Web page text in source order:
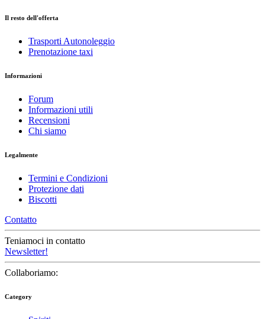
Il resto dell'offerta
Trasporti Autonoleggio
Prenotazione taxi
Informazioni
Forum
Informazioni utili
Recensioni
Chi siamo
Legalmente
Termini e Condizioni
Protezione dati
Biscotti
Contatto
Teniamoci in contatto
Newsletter!
Collaboriamo:
Category